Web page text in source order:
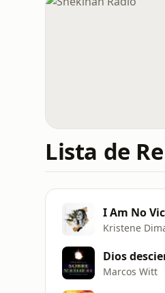
Lista de
I Am No
Kristene
Dios
Marcos Witt